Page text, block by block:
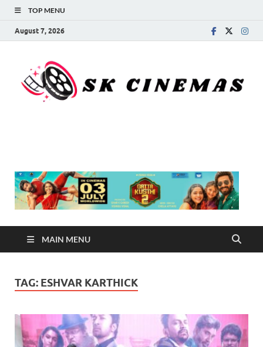
TOP MENU
August 7, 2026
MAIN MENU
TAG: ESHVAR KARTHICK